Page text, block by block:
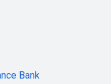
Bank